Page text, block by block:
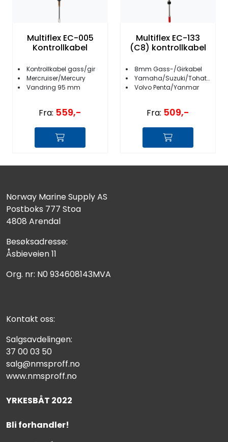
Multiflex EC-005
Kontrollkabel
Kontrollkabel gass/gir
Mercruiser/Mercury
Vandring 95 mm
Fra: 559,-
Multiflex EC-133
(C8) kontrollkabel
8mm Gass-/Girkabel
Yamaha/Suzuki/Tohatsu/Honda
Volvo Penta/Yanmar
Fra: 509,-
Norway Marine Supply AS
Postboks 777 Stoa
4808 Arendal
Besøksadresse:
Åsbieveien 11
Org. nr: N0 934608143MVA
Kontakt oss:
Salgsavdelingen:
37 00 03 50
salg@nmsproff.no
www.nmsproff.no
YRKESBÅT 2022
Bli forhandler!